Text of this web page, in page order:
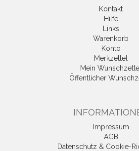
Kontakt
Hilfe
Links
Warenkorb
Konto
Merkzettel
Mein Wunschzettel
Öffentlicher
Impressum
AGB
Datenschutz & Cookie-